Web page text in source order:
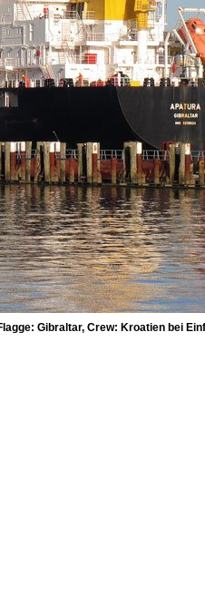
Gibraltar, Crew: Kroatien bei